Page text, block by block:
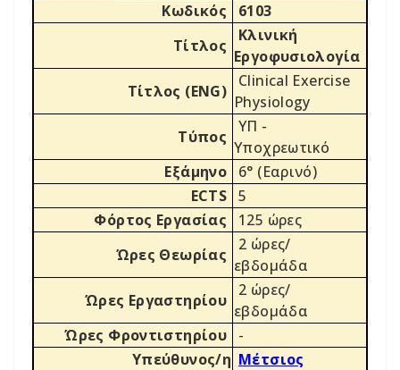
Κωδικός
6103
Τίτλος
Κλινική
Εργοφυσιολογία
Τίτλος (ENG)
Clinical Exercise
Physiology
Τύπος
ΥΠ -
Υποχρεωτικό
Εξάμηνο
6° (Εαρινό)
ECTS 5
Φόρτος Εργασίας
125 ώρες
Ώρες Θεωρίας
2 ώρες/
εβδομάδα
Ώρες Εργαστηρίου
2 ώρες/
εβδομάδα
Ώρες Φροντιστηρίου
-
Υπεύθυνος/η Μέτσιος